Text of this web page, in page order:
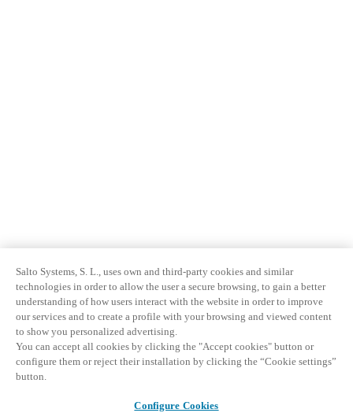
Salto Systems, S. L., uses own and third-party cookies and similar
technologies in order to allow the user a secure browsing, to gain a better
understanding of how users interact with the website in order to improve
our services and to create a profile with your browsing and viewed content
to show you personalized advertising.
You can accept all cookies by clicking the "Accept cookies" button or
configure them or reject their installation by clicking the “Cookie settings”
button.
Configure Cookies